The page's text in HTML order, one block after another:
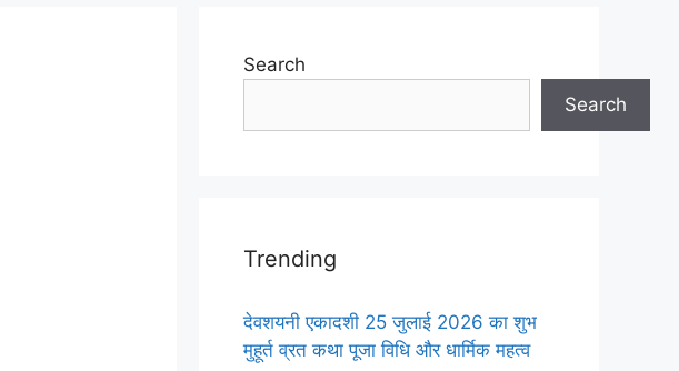
Search
Search
Trending
देवशयनी एकादशी 25 जुलाई 2026 का शुभ
मुहूर्त व्रत कथा पूजा विधि और धार्मिक महत्व